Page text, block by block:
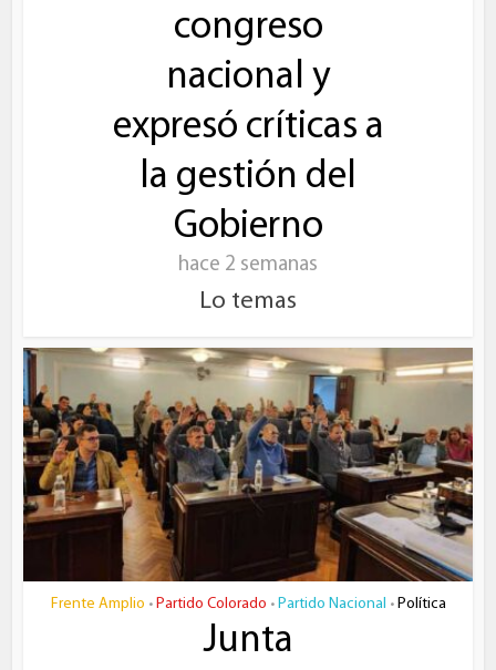
congreso
nacional y
expresó críticas a
la gestión del
Gobierno
hace 2 semanas
Lo temas
Frente Amplio • Partido Colorado • Partido Nacional • Política
Junta